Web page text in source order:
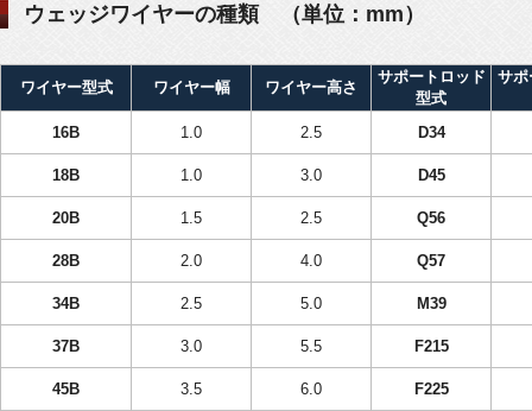
ウェッジワイヤーの種類 （単位：mm）
ワイヤー型式 ワイヤー幅 ワイヤー高さ
サポートロッド
型式
サポ
16B 1.0 2.5 D34
18B 1.0 3.0 D45
20B 1.5 2.5 Q56
28B 2.0 4.0 Q57
34B 2.5 5.0 M39
37B 3.0 5.5 F215
45B 3.5 6.0 F225